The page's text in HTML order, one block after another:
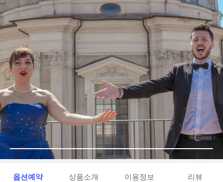
옵션예약 상품소개 이용정보 리뷰